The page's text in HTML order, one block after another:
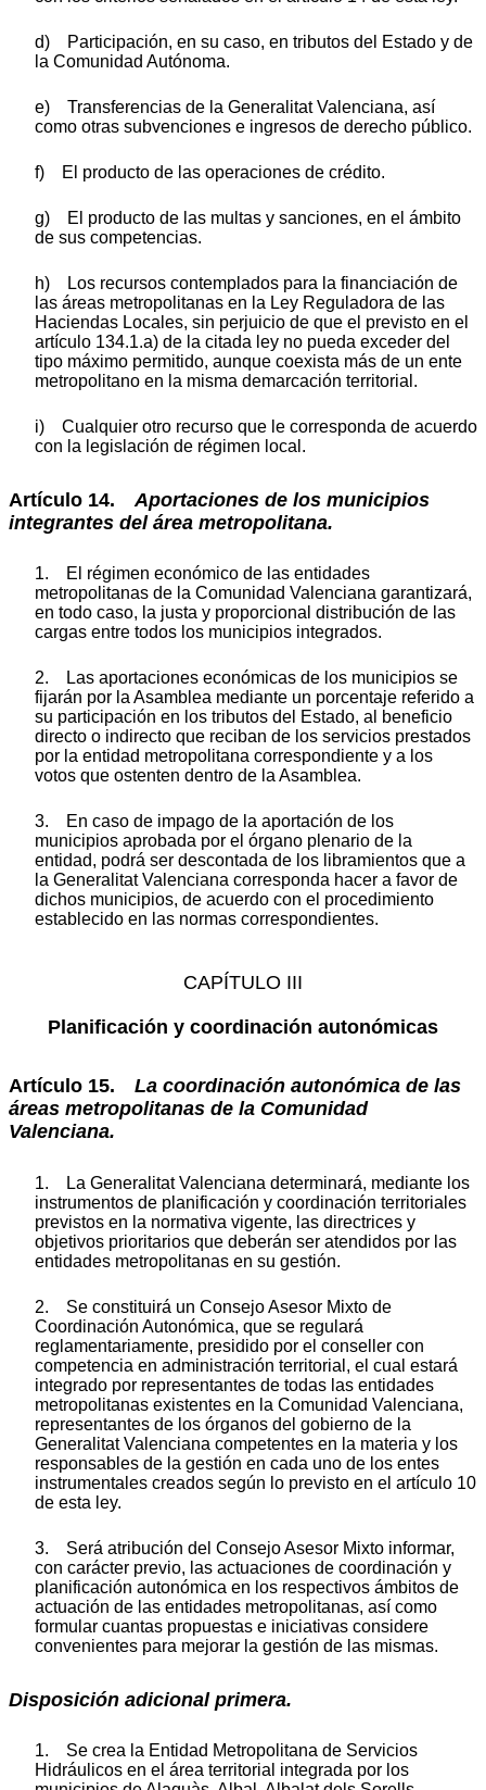
d) Participación, en su caso, en tributos del Estado y de
la Comunidad Autónoma.
e) Transferencias de la Generalitat Valenciana, así
como otras subvenciones e ingresos de derecho público.
f) El producto de las operaciones de crédito.
g) El producto de las multas y sanciones, en el ámbito
de sus competencias.
h) Los recursos contemplados para la financiación de
las áreas metropolitanas en la Ley Reguladora de las
Haciendas Locales, sin perjuicio de que el previsto en el
artículo 134.1.a) de la citada ley no pueda exceder del
tipo máximo permitido, aunque coexista más de un ente
metropolitano en la misma demarcación territorial.
i) Cualquier otro recurso que le corresponda de acuerdo
con la legislación de régimen local.
Artículo 14. Aportaciones de los municipios
integrantes del área metropolitana.
1. El régimen económico de las entidades
metropolitanas de la Comunidad Valenciana garantizará,
en todo caso, la justa y proporcional distribución de las
cargas entre todos los municipios integrados.
2. Las aportaciones económicas de los municipios se
fijarán por la Asamblea mediante un porcentaje referido a
su participación en los tributos del Estado, al beneficio
directo o indirecto que reciban de los servicios prestados
por la entidad metropolitana correspondiente y a los
votos que ostenten dentro de la Asamblea.
3. En caso de impago de la aportación de los
municipios aprobada por el órgano plenario de la
entidad, podrá ser descontada de los libramientos que a
la Generalitat Valenciana corresponda hacer a favor de
dichos municipios, de acuerdo con el procedimiento
establecido en las normas correspondientes.
CAPÍTULO III
Planificación y coordinación autonómicas
Artículo 15. La coordinación autonómica de las
áreas metropolitanas de la Comunidad
Valenciana.
1. La Generalitat Valenciana determinará, mediante los
instrumentos de planificación y coordinación territoriales
previstos en la normativa vigente, las directrices y
objetivos prioritarios que deberán ser atendidos por las
entidades metropolitanas en su gestión.
2. Se constituirá un Consejo Asesor Mixto de
Coordinación Autonómica, que se regulará
reglamentariamente, presidido por el conseller con
competencia en administración territorial, el cual estará
integrado por representantes de todas las entidades
metropolitanas existentes en la Comunidad Valenciana,
representantes de los órganos del gobierno de la
Generalitat Valenciana competentes en la materia y los
responsables de la gestión en cada uno de los entes
instrumentales creados según lo previsto en el artículo 10
de esta ley.
3. Será atribución del Consejo Asesor Mixto informar,
con carácter previo, las actuaciones de coordinación y
planificación autonómica en los respectivos ámbitos de
actuación de las entidades metropolitanas, así como
formular cuantas propuestas e iniciativas considere
convenientes para mejorar la gestión de las mismas.
Disposición adicional primera.
1. Se crea la Entidad Metropolitana de Servicios
Hidráulicos en el área territorial integrada por los